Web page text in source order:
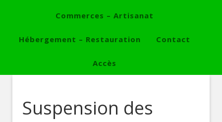
Commerces – Artisanat
Hébergement – Restauration Contact
Accès
Suspension des